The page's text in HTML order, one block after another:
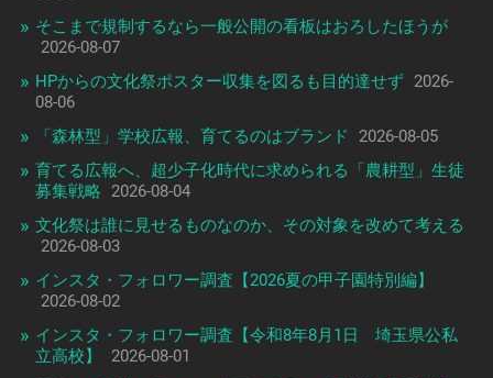
そこまで規制するなら一般公開の看板はおろしたほうが
2026-08-07
HPからの文化祭ポスター収集を図るも目的達せず 2026-
08-06
「森林型」学校広報、育てるのはブランド
2026-08-05
育てる広報へ、超少子化時代に求められる「農耕型」生徒
募集戦略
2026-08-04
文化祭は誰に見せるものなのか、その対象を改めて考える
2026-08-03
インスタ・フォロワー調査【2026夏の甲子園特別編】
2026-08-02
インスタ・フォロワー調査【令和8年8月1日 埼玉県公私
立高校】
2026-08-01